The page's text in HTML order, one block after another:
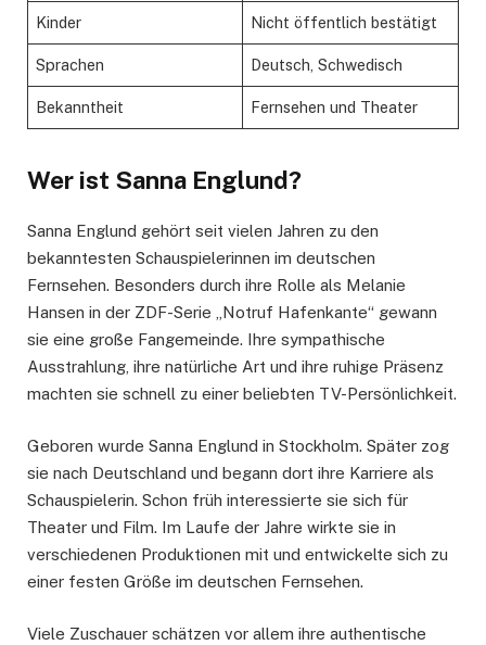
Kinder Nicht öffentlich bestätigt
Sprachen Deutsch, Schwedisch
Bekanntheit Fernsehen und Theater
Wer ist Sanna Englund?
Sanna Englund gehört seit vielen Jahren zu den
bekanntesten Schauspielerinnen im deutschen
Fernsehen. Besonders durch ihre Rolle als Melanie
Hansen in der ZDF-Serie „Notruf Hafenkante“ gewann
sie eine große Fangemeinde. Ihre sympathische
Ausstrahlung, ihre natürliche Art und ihre ruhige Präsenz
machten sie schnell zu einer beliebten TV-Persönlichkeit.
Geboren wurde Sanna Englund in Stockholm. Später zog
sie nach Deutschland und begann dort ihre Karriere als
Schauspielerin. Schon früh interessierte sie sich für
Theater und Film. Im Laufe der Jahre wirkte sie in
verschiedenen Produktionen mit und entwickelte sich zu
einer festen Größe im deutschen Fernsehen.
Viele Zuschauer schätzen vor allem ihre authentische